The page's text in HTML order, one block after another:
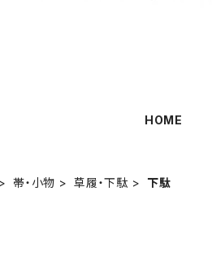
HOME
帯・小物 草履・下駄 下駄